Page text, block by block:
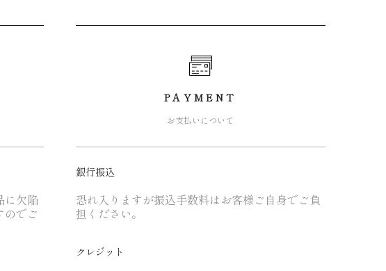
に欠陥
のでご
PAYMENT
お支払いについて
銀行振込
恐れ入りますが振込手数料はお客様ご自身でご負
担ください。
クレジット